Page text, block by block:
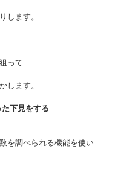
します。
って
します。
下見をする
を調べられる機能を使い